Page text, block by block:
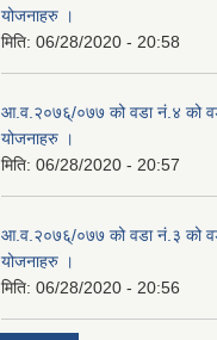
योजनाहरु ।
मिति: 06/28/2020 - 20:58
आ.व.२०७६्/०७७ को वडा नं.४ को
योजनाहरु ।
मिति: 06/28/2020 - 20:57
आ.व.२०७६्/०७७ को वडा नं.३ को
योजनाहरु ।
मिति: 06/28/2020 - 20:56